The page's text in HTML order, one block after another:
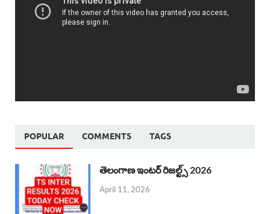
POPULAR COMMENTS TAGS
తెలంగాణ ఇంటర్ రిజల్ట్స్ 2026
April 11, 2026